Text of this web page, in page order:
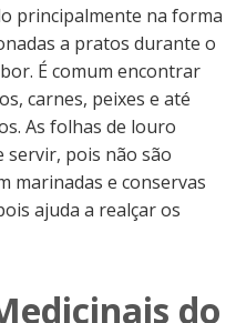
principalmente na forma
a pratos durante o
É comum encontrar
carnes, peixes e até
As folhas de louro
servir, pois não são
marinadas e conservas
ajuda a realçar os
do